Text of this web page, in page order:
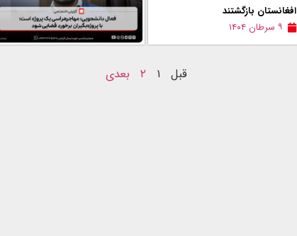
افغانستان بازگشتند
۹ سرطان ۱۴۰۴
قبل ۱ ۲ بعدی